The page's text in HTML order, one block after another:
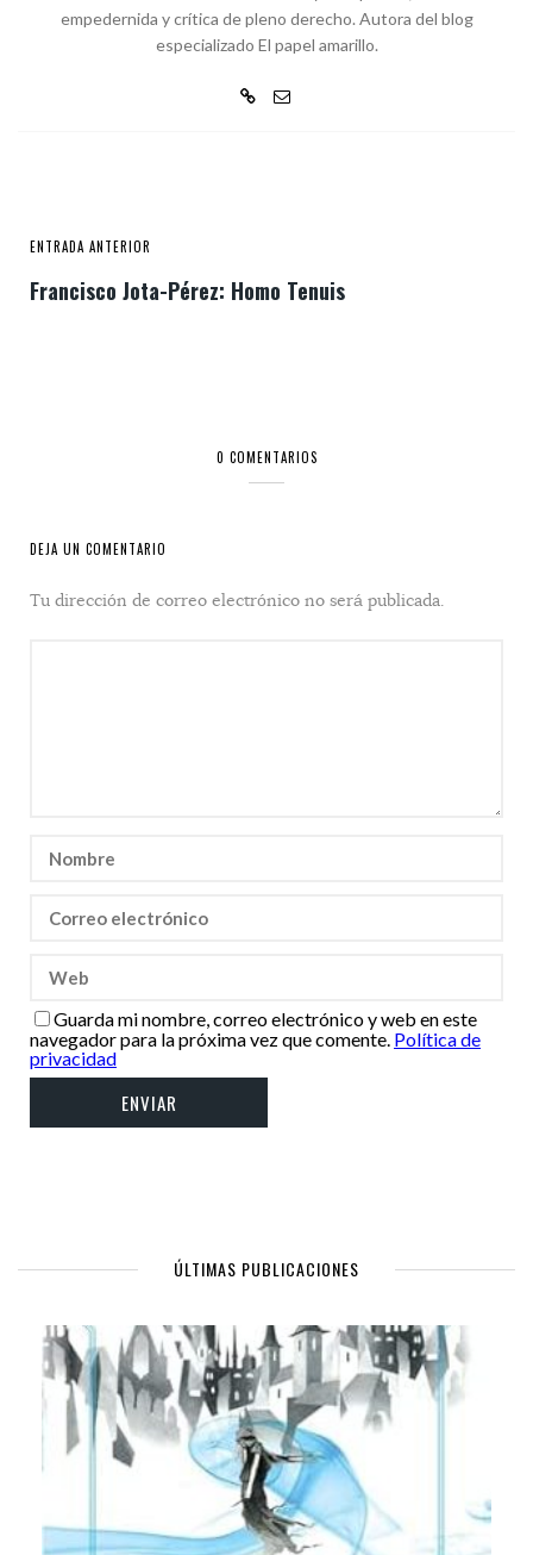
empedernida y crítica de pleno derecho. Autora del blog
especializado El papel amarillo.
ENTRADA ANTERIOR
Francisco Jota-Pérez: Homo Tenuis
0 COMENTARIOS
DEJA UN COMENTARIO
Tu dirección de correo electrónico no será publicada.
Guarda mi nombre, correo electrónico y web en este
navegador para la próxima vez que comente. Política de
privacidad
ÚLTIMAS PUBLICACIONES